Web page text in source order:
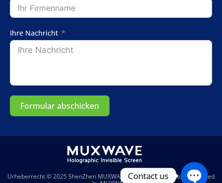
Ihre Nachricht
Formular abschicken
Urheberrecht © 2025ShenZhen MUXWAVE Technology Co., Ltd.
| Powered
Contact us